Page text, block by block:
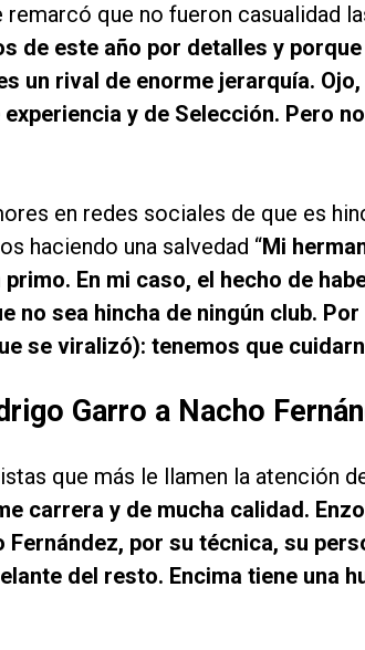
remarcó que no fueron casualidad
de este año por detalles y
un rival de enorme jerarquía.
y de Selección. Pero
en redes sociales de que es
haciendo una salvedad “Mi
En mi caso, el hecho de
no sea hincha de ningún club.
se viralizó): tenemos que
Garro a Nacho
que más le llamen la atención
carrera y de mucha calidad.
Fernández, por su técnica, su
del resto. Encima tiene una